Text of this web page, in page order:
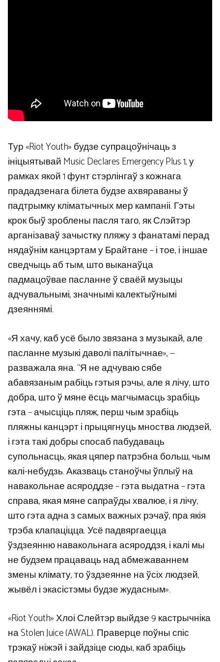
Тур «Riot Youth» будзе супрацоўнічаць з
ініцыятывай Music Declares Emergency Plus 1, у
рамках якой 1 фунт стэрлінгаў з кожнага
прададзенага білета будзе ахвяраваны ў
падтрымку кліматычных мер кампаніі. Гэты
крок быў зроблены пасля таго, як Слэйтэр
арганізаваў зачыстку пляжу з фанатамі перад
нядаўнім канцэртам у Брайтане – і тое, і іншае
сведчыць аб тым, што выканаўца
падмацоўвае пасланне ў сваёй музыцы
адчувальнымі, значнымі калектыўнымі
дзеяннямі.
«Я хачу, каб усё было звязана з музыкай, але
пасланне музыкі даволі палітычнае», —
разважала яна. “Я не адчуваю сябе
абавязаным рабіць гэтыя рэчы, але я лічу, што
добра, што ў мяне ёсць магчымасць зрабіць
гэта – ачысціць пляж, перш чым зрабіць
пляжны канцэрт і прыцягнуць мноства людзей,
і гэта такі добры спосаб пабудаваць
супольнасць, якая цяпер патрэбна больш, чым
калі-небудзь. Аказваць станоўчы ўплыў на
навакольнае асяроддзе – гэта выдатна – гэта
справа, якая мяне сапраўды хвалюе, і я лічу,
што гэта адна з самых важных рэчаў, пра якія
трэба клапаціцца. Усё падвяргаецца
ўздзеянню навакольнага асяроддзя, і калі мы
не будзем працаваць над абмежаваннем
змены клімату, то ўздзеянне на ўсіх людзей,
жывёл і экасістэмы будзе жудасным».
«Riot Youth» Хлоі Слейтэр выйдзе 9 кастрычніка
на Stolen Juice (AWAL). Праверце поўны спіс
трэкаў ніжэй і зайдзіце сюды, каб зрабіць